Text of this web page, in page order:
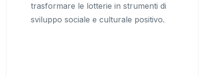
trasformare le lotterie in strumenti di
sviluppo sociale e culturale positivo.